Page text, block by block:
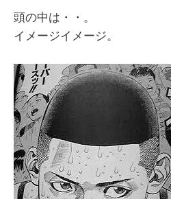
頭の中は・・。
イメージイメージ。